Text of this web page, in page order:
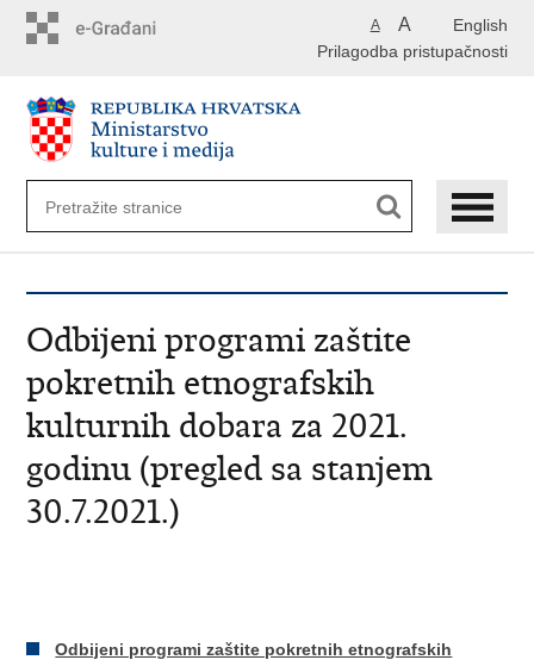
English
A A
Prilagodba pristupačnosti
Odbijeni programi zaštite
pokretnih etnografskih
kulturnih dobara za 2021.
godinu (pregled sa stanjem
30.7.2021.)
Odbijeni programi zaštite pokretnih etnografskih